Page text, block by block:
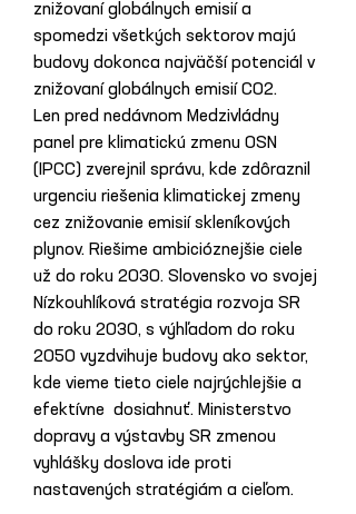
znižovaní globálnych emisií a
spomedzi všetkých sektorov majú
budovy dokonca najväčší potenciál v
znižovaní globálnych emisií CO2.
Len pred nedávnom Medzivládny
panel pre klimatickú zmenu OSN
(IPCC) zverejnil správu, kde zdôraznil
urgenciu riešenia klimatickej zmeny
cez znižovanie emisií skleníkových
plynov. Riešime ambicióznejšie ciele
už do roku 2030. Slovensko vo svojej
Nízkouhlíková stratégia rozvoja SR
do roku 2030, s výhľadom do roku
2050 vyzdvihuje budovy ako sektor,
kde vieme tieto ciele najrýchlejšie a
efektívne  dosiahnuť. Ministerstvo
dopravy a výstavby SR zmenou
vyhlášky doslova ide proti
nastavených stratégiám a cieľom.